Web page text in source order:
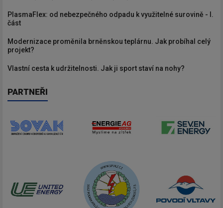
PlasmaFlex: od nebezpečného odpadu k využitelné surovině - I.
část
Modernizace proměnila brněnskou teplárnu. Jak probíhal celý
projekt?
Vlastní cesta k udržitelnosti. Jak ji sport staví na nohy?
PARTNEŘI